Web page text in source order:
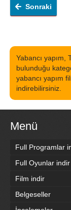
Sonraki
Yabancı yapım,
bulunduğu
yabancı yapım
indirebilirsiniz.
Menü
Full Programlar
Full Oyunlar indir
Film indir
Belgeseller